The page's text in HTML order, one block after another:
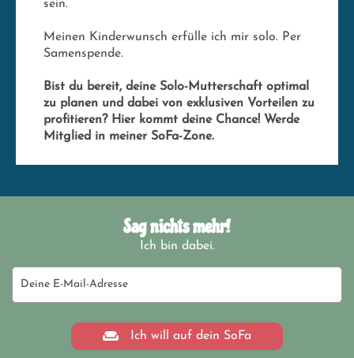
sein.
Meinen Kinderwunsch erfülle ich mir solo. Per
Samenspende.
Bist du bereit, deine Solo-Mutterschaft optimal
zu planen und dabei von exklusiven Vorteilen zu
profitieren? Hier kommt deine Chance! Werde
Mitglied in meiner SoFa-Zone.
Sag nichts mehr!
Ich bin dabei.
Ich will auf dein SoFa